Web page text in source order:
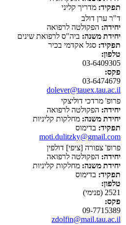
תפקיד: מדריך קליני
ד"ר ערן דולב
יחידה: הפקולטה לרפואה
יחידת משנה: ביה"ס לרפואת שינים
תפקיד: סגל אקדמי בכיר
טלפון:
03-6409305
פקס:
03-6474679
dolever@tauex.tau.ac.il
פרופ' מרדכי דוליצקי
יחידה: הפקולטה לרפואה
יחידת משנה: מחלקות קליניות
תפקיד: בדימוס
moti.dulitzky@gmail.com
פרופ' צפורה [ציפי] דולפין
יחידה: הפקולטה לרפואה
יחידת משנה: מחלקות קליניות
תפקיד: בדימוס
טלפון:
2521 (פנימי)
פקס:
09-7715389
zdolfin@mail.tau.ac.il